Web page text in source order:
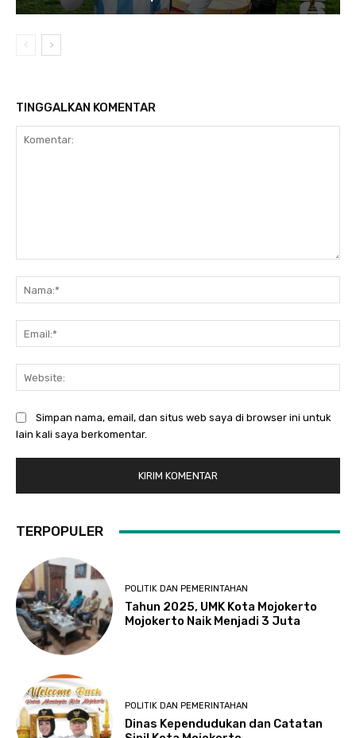
TINGGALKAN KOMENTAR
Simpan nama, email, dan situs web saya di browser ini untuk
lain kali saya berkomentar.
TERPOPULER
POLITIK DAN PEMERINTAHAN
Tahun 2025, UMK Kota Mojokerto
Mojokerto Naik Menjadi 3 Juta
POLITIK DAN PEMERINTAHAN
Dinas Kependudukan dan Catatan